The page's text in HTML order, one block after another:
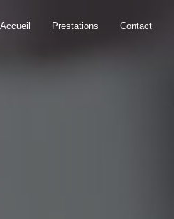
Accueil Prestations Contact